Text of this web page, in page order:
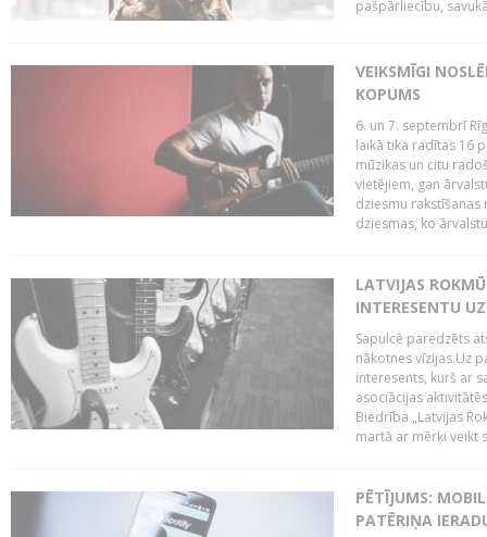
pašpārliecību,
VEIKSMĪGI
KOPUMS
6. un 7. septembrī
laikā tika radītas 16
mūzikas un citu
vietējiem, gan
dziesmu
dziesmas, ko
LATVIJAS
INTERESENTU
Sapulcē paredzēts
nākotnes vīzijas.Uz
interesents, kurš ar
asociācijas
Biedrība „Latvijas
martā ar mērķi veikt
PĒTĪJUMS:
PATĒRIŅA